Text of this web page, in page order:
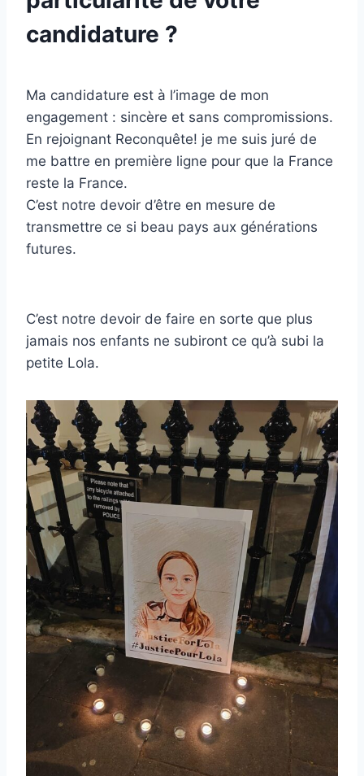
candidature ?
Ma candidature est à l’image de mon
engagement : sincère et sans compromissions.
En rejoignant Reconquête! je me suis juré de
me battre en première ligne pour que la France
reste la France.
C’est notre devoir d’être en mesure de
transmettre ce si beau pays aux générations
futures.
C’est notre devoir de faire en sorte que plus
jamais nos enfants ne subiront ce qu’à subi la
petite Lola.